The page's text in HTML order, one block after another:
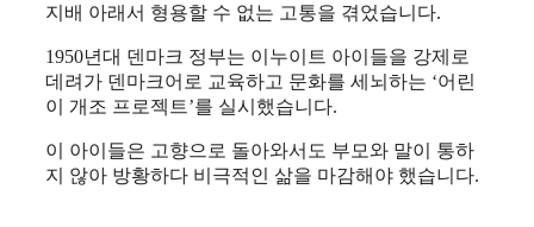
지배 아래서 형용할 수 없는 고통을 겪었습니다.
1950년대 덴마크 정부는 이누이트 아이들을 강제로
데려가 덴마크어로 교육하고 문화를 세뇌하는 ‘어린
이 개조 프로젝트’를 실시했습니다.
이 아이들은 고향으로 돌아와서도 부모와 말이 통하
지 않아 방황하다 비극적인 삶을 마감해야 했습니다.